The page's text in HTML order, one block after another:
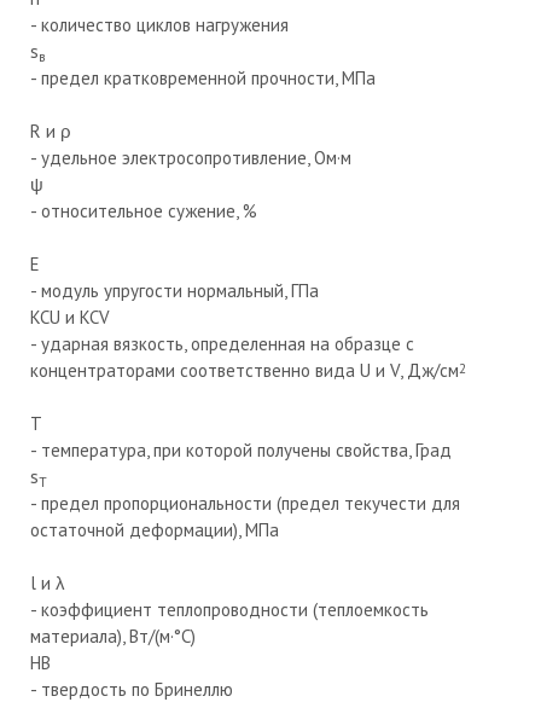
- количество циклов нагружения
sв
- предел кратковременной прочности, МПа
R и ρ
- удельное электросопротивление, Ом·м
ψ
- относительное сужение, %
E
- модуль упругости нормальный, ГПа
KCU и KCV
- ударная вязкость, определенная на образце с
концентраторами соответственно вида U и V, Дж/см2
T
- температура, при которой получены свойства, Град
sT
- предел пропорциональности (предел текучести для
остаточной деформации), МПа
l и λ
- коэффициент теплопроводности (теплоемкость
материала), Вт/(м·°С)
HB
- твердость по Бринеллю